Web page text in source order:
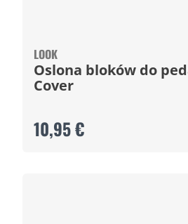
LOOK
Oslona bloków do
Cover
10,95 €